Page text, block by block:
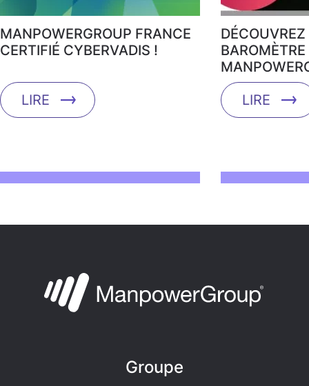
MANPOWERGROUP FRANCE
CERTIFIÉ CYBERVADIS !
LIRE
DÉCOUVREZ
LIRE
Groupe